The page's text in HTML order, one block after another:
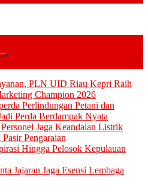
PLN UID Riau Kepri Raih
Champion 2026
Perlindungan Petani dan
Perda Berdampak Nyata
Jaga Keandalan Listrik
Pengaraian
Hingga Pelosok Kepulauan
Jajaran Jaga Esensi Lembaga